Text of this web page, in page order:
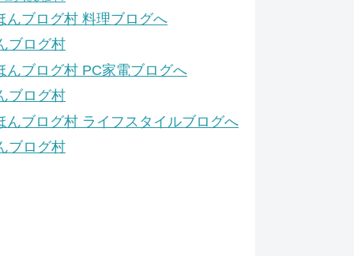
ブログ村
ブログ村
ブログ村